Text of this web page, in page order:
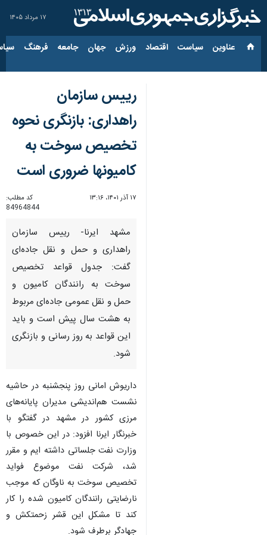
۱۷ مرداد ۱۴۰۵
عناوین‌ سیاست اقتصاد ورزش جهان جامعه فرهنگ
رییس سازمان
راهداری: بازنگری نحوه
تخصیص سوخت به
کامیونها ضروری است
۱۷ آذر ۱۴۰۱، ۱۳:۱۶
کد مطلب:
84964844
مشهد ایرنا- رییس سازمان
راهداری و حمل و نقل جاده‌ای
گفت: جدول قواعد تخصیص
سوخت به رانندگان کامیون و
حمل و نقل عمومی جاده‌ای مربوط
به هشت سال پیش است و باید
این قواعد به روز رسانی و بازنگری
شود.
داریوش امانی روز پنجشنبه در حاشیه
نشست هم‌اندیشی مدیران پایانه‌های
مرزی کشور در مشهد در گفتگو با
خبرنگار ایرنا افزود: در این خصوص با
وزارت نفت جلساتی داشته ایم و مقرر
شد، شرکت نفت موضوع فواید
تخصیص سوخت به ناوگان که موجب
نارضایتی رانندگان کامیون شده را کار
کند تا مشکل این قشر زحمتکش و
جهادگر برطرف شود.